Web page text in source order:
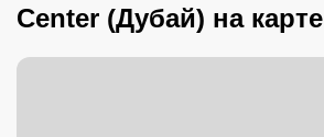
Center (Дубай) на карте